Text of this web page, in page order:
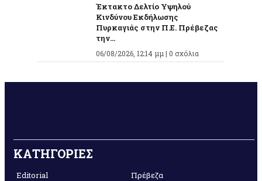
Έκτακτο Δελτίο Υψηλού
Κινδύνου Εκδήλωσης
Πυρκαγιάς στην Π.Ε. Πρέβεζας
την...
06/08/2026, 12:14 μμ | 0 σχόλια
ΚΑΤΗΓΟΡΙΕΣ
Editorial
Πρέβεζα